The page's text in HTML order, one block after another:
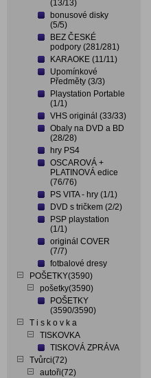
(13/13)
bonusové disky
(5/5)
BEZ ČESKÉ
podpory (281/281)
KARAOKE (11/11)
Upomínkové
Předměty (3/3)
Playstation Portable
(1/1)
VHS originál (33/33)
Obaly na DVD a BD
(28/28)
hry PS4
OSCAROVÁ +
PLATINOVÁ edice
(76/76)
PS VITA - hry (1/1)
DVD s tričkem (2/2)
PSP playstation
(1/1)
originál COVER
(7/7)
fotbalové dresy
POŠETKY(3590)
pošetky(3590)
POŠETKY
(3590/3590)
T i s k o v k a
TISKOVKA
TISKOVÁ ZPRÁVA
Tvůrci(72)
autoři(72)